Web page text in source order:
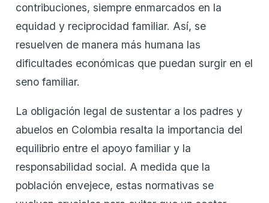
contribuciones, siempre enmarcados en la
equidad y reciprocidad familiar. Así, se
resuelven de manera más humana las
dificultades económicas que puedan surgir en el
seno familiar.
La obligación legal de sustentar a los padres y
abuelos en Colombia resalta la importancia del
equilibrio entre el apoyo familiar y la
responsabilidad social. A medida que la
población envejece, estas normativas se